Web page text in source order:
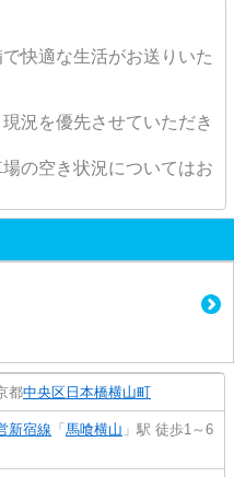
快適な生活がお送りいた
況を優先させていただき
の空き状況についてはお
都中央区 日本橋横山町
新宿線 「 馬喰横山 」駅 徒歩1～6